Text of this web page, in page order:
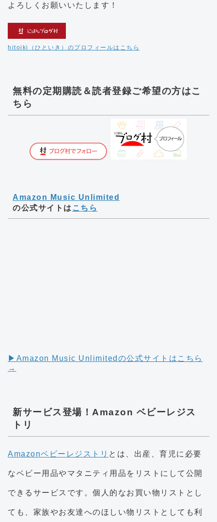
よろしくお願いいたします！
hitoiki（ひといき）のプロフィールはこちら
無料の定期購読＆読者登録ご希望の方はこ
ちら
Amazon Music Unlimited
の公式サイトは こちら
▶︎Amazon Music Unlimitedの公式サイトはこちら
→
新サービス登場！Amazon ベビーレジス
トリ
Amazonベビーレジストリ とは、出産、育児に必要
なベビー用品やマタニティ用品をリストにして公開
できるサービスです。個人的なお買い物リストとし
ても、家族やお友達へのほしい物リストとしても利